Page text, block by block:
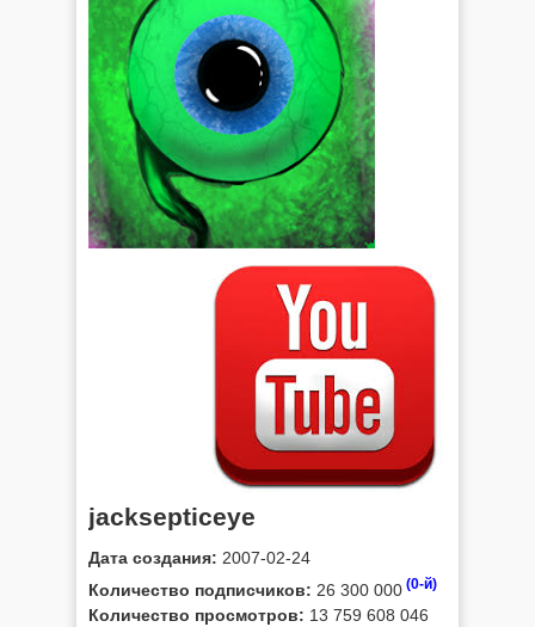
jacksepticeye
Дата создания: 2007-02-24
Количество подписчиков: 26 300 000 (0-й)
Количество просмотров: 13 759 608 046